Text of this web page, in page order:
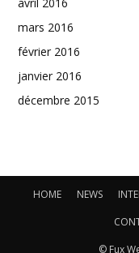
avril 2016
mars 2016
février 2016
janvier 2016
décembre 2015
HOME NEWS
© Fux